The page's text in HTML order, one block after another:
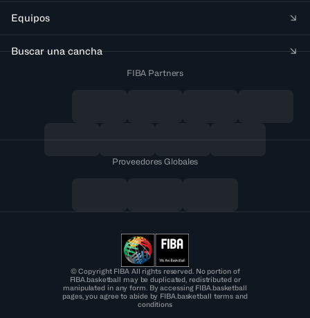
Equipos
Buscar una cancha
FIBA Partners
Proveedores Globales
© Copyright FIBA All rights reserved. No portion of
FIBA.basketball may be duplicated, redistributed or
manipulated in any form. By accessing FIBA.basketball
pages, you agree to abide by FIBA.basketball terms and
conditions